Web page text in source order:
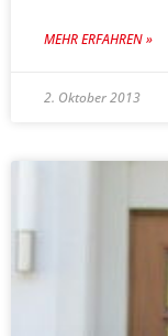
MEHR ERFAHREN »
2. Oktober 2013